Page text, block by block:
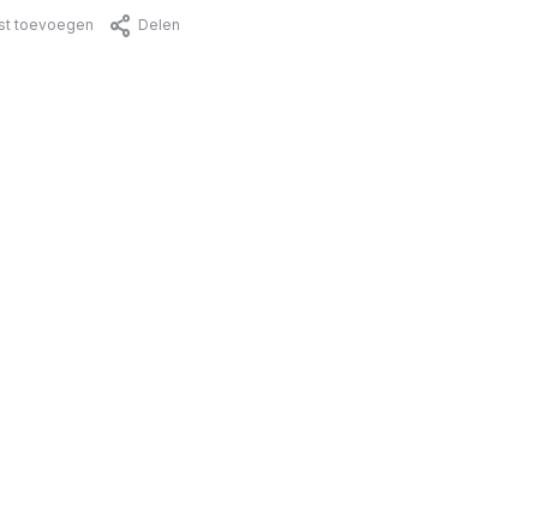
toevoegen Delen